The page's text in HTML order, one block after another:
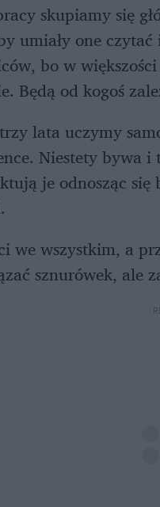
skupiamy się
umiały one
bo w
Będą od kogoś
lata uczymy
Niestety bywa
je odnosząc
we wszystkim, a
sznurówek, ale